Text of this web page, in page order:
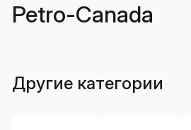
Petro-Canada
Другие категории